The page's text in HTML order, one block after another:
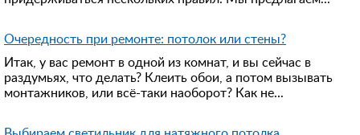
Очередность при ремонте: потолок или стены?
Итак, у вас ремонт в одной из комнат, и вы сейчас в
раздумьях, что делать? Клеить обои, а потом вызывать
монтажников, или всё-таки наоборот? Как не...